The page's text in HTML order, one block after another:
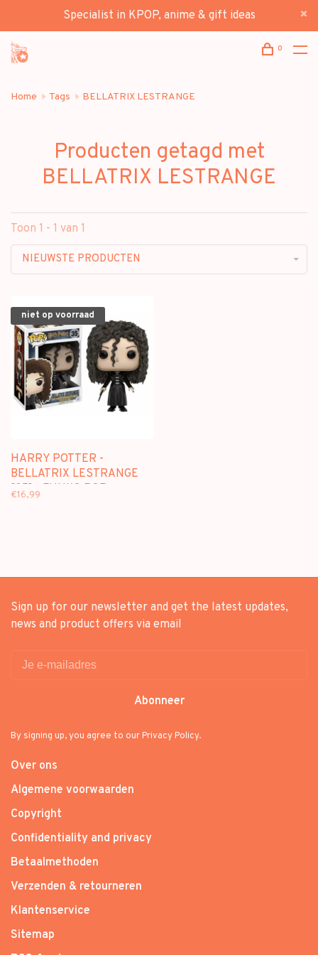
Specialist in KPOP, anime & gift ideas
0
Home Tags BELLATRIX LESTRANGE
Producten getagd met
BELLATRIX LESTRANGE
Toon 1 - 1 van 1
NIEUWSTE PRODUCTEN
niet op voorraad
HARRY POTTER -
BELLATRIX LESTRANGE
[35] - FUNKO POP
€16,99
Sign up for our newsletter and get the latest updates,
news and product offers via email
Abonneer
By signing up, you agree to our Privacy Policy.
Over ons
Algemene voorwaarden
Copyright
Confidentiality and privacy
Betaalmethoden
Verzenden & retourneren
Klantenservice
Sitemap